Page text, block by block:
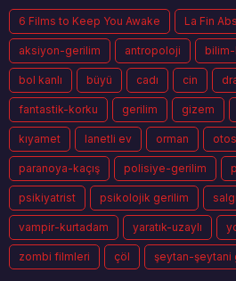
6 Films to Keep You Awake La Fin
aksiyon-gerilim antropoloji
bol kanlı büyü cadı cin
fantastik-korku gerilim gizem
kıyamet lanetli ev orman
paranoya-kaçış polisiye-gerilim
psikiyatrist psikolojik gerilim
vampir-kurtadam yaratık-uzaylı
zombi filmleri çöl şeytan-şeytani